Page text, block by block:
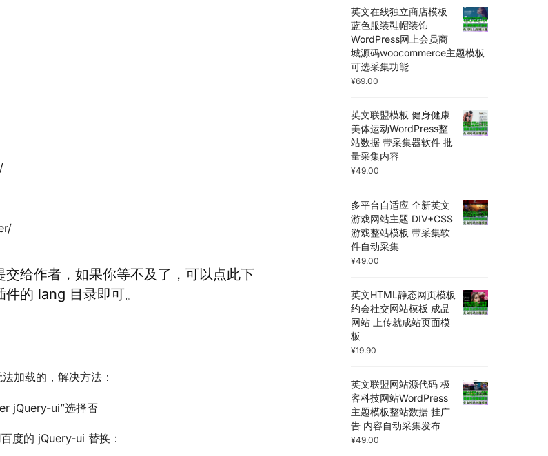
给作者，如果你等不及了，可以点此下
的 lang 目录即可。
加载的，解决方法：
jQuery-ui”选择否
度的 jQuery-ui 替换：
英文在线独立商店模板
蓝色服装鞋帽装饰
WordPress网上会员商
城源码woocommerce主题模板
可选采集功能
¥69.00
英文联盟模板 健身健康
美体运动WordPress整
站数据 带采集器软件 批
量采集内容
¥49.00
多平台自适应 全新英文
游戏网站主题 DIV+CSS
游戏整站模板 带采集软
件自动采集
¥49.00
英文HTML静态网页模板
约会社交网站模板 成品
网站 上传就成站页面模
板
¥19.90
英文联盟网站源代码 极
客科技网站WordPress
主题模板整站数据 挂广
告 内容自动采集发布
¥49.00